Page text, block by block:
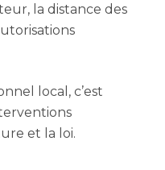
la distance des
local, c’est
et la loi.